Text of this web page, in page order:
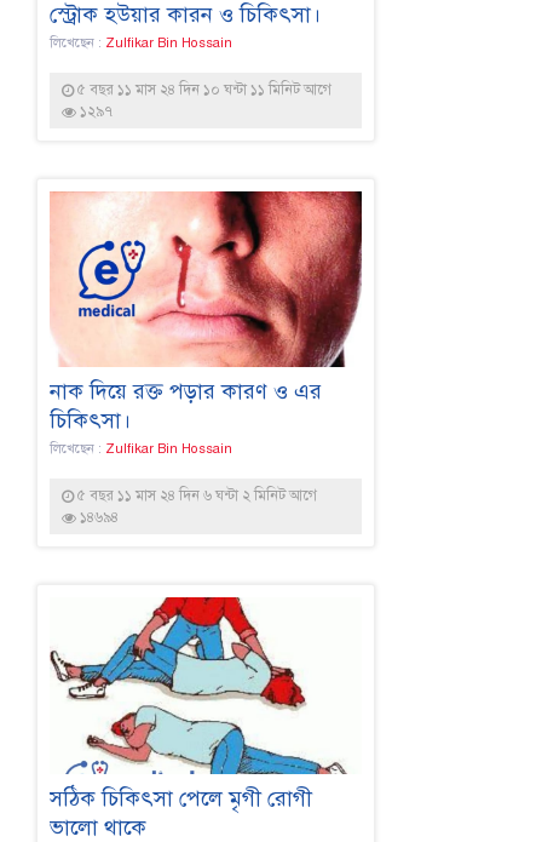
স্ট্রোক হউয়ার কারন ও চিকিৎসা।
লিখেছেন : Zulfikar Bin Hossain
৫ বছর ১১ মাস ২৪ দিন ১০ ঘন্টা ১১ মিনিট আগে
১২৯৭
নাক দিয়ে রক্ত পড়ার কারণ ও এর
চিকিৎসা।
লিখেছেন : Zulfikar Bin Hossain
৫ বছর ১১ মাস ২৪ দিন ৬ ঘন্টা ২ মিনিট আগে
১৪৬৯৪
সঠিক চিকিৎসা পেলে মৃগী রোগী
ভালো থাকে